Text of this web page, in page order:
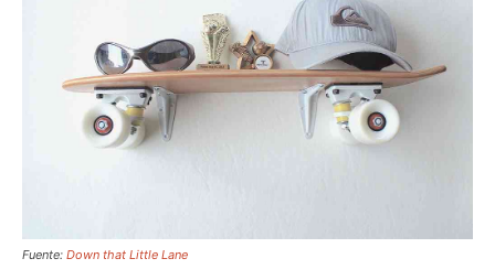
Fuente: Down that Little Lane